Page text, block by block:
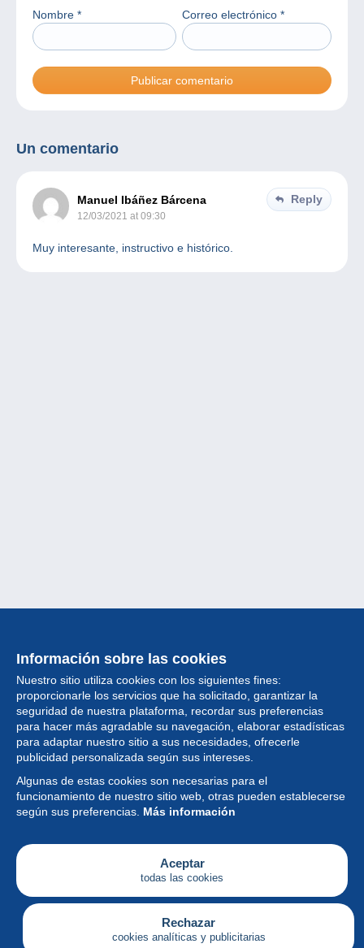
Nombre * Correo electrónico *
Un comentario
Manuel Ibáñez Bárcena
12/03/2021 at 09:30
Reply
Muy interesante, instructivo e histórico.
Información sobre las cookies
Nuestro sitio utiliza cookies con los siguientes fines:
proporcionarle los servicios que ha solicitado, garantizar la
seguridad de nuestra plataforma, recordar sus preferencias
para hacer más agradable su navegación, elaborar estadísticas
para adaptar nuestro sitio a sus necesidades, ofrecerle
publicidad personalizada según sus intereses.
Algunas de estas cookies son necesarias para el
funcionamiento de nuestro sitio web, otras pueden establecerse
según sus preferencias. Más información
Aceptar
todas las cookies
Rechazar
cookies analíticas y publicitarias
Colección
Noticias
Funcionalidad
Empresa
Servicios
Escribir